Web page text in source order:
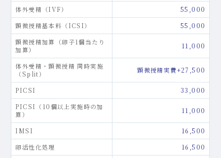
体外受精（IVF）
55,000
顕微授精基本料（ICSI）
55,000
顕微授精加算（卵子1個当たり
加算）
11,000
体外受精・顕微授精 同時実施
（Split）
顕微授精実費+27,500
PICSI
33,000
PICSI（10個以上実施時の加
算）
11,000
IMSI
16,500
卵活性化処理
16,500